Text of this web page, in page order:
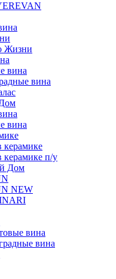
Жизни
вина
вина
вина
керамике
керамике п/у
Дом
NEW
вина
вина